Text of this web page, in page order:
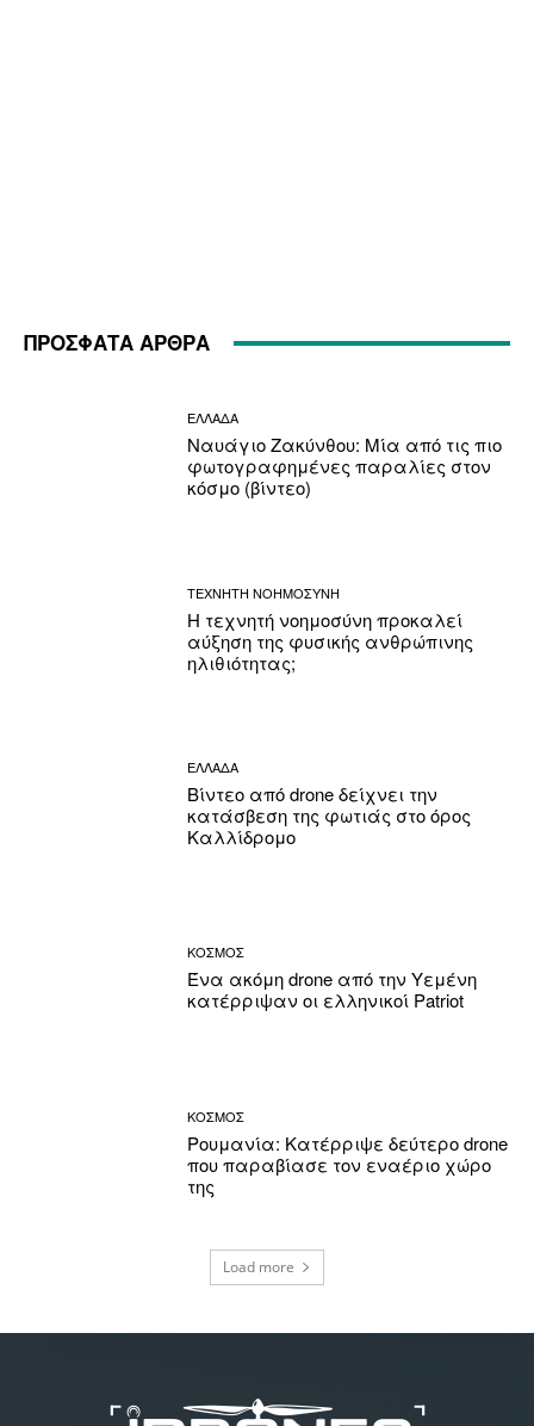
ΠΡΟΣΦΑΤΑ ΑΡΘΡΑ
ΕΛΛΑΔΑ
Ναυάγιο Ζακύνθου: Μία από τις πιο
φωτογραφημένες παραλίες στον
κόσμο (βίντεο)
ΤΕΧΝΗΤΗ ΝΟΗΜΟΣΥΝΗ
Η τεχνητή νοημοσύνη προκαλεί
αύξηση της φυσικής ανθρώπινης
ηλιθιότητας;
ΕΛΛΑΔΑ
Βίντεο από drone δείχνει την
κατάσβεση της φωτιάς στο όρος
Καλλίδρομο
ΚΟΣΜΟΣ
Ένα ακόμη drone από την Υεμένη
κατέρριψαν οι ελληνικοί Patriot
ΚΟΣΜΟΣ
Ρουμανία: Κατέρριψε δεύτερο drone
που παραβίασε τον εναέριο χώρο
της
Load more